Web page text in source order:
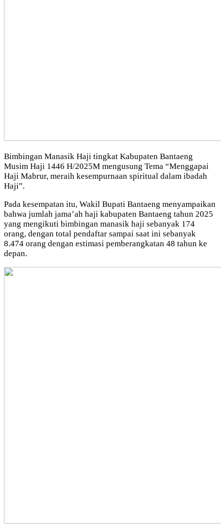
Bimbingan Manasik Haji tingkat Kabupaten Bantaeng
Musim Haji 1446 H/2025M mengusung Tema “Menggapai
Haji Mabrur, meraih kesempurnaan spiritual dalam ibadah
Haji”.
Pada kesempatan itu, Wakil Bupati Bantaeng menyampaikan
bahwa jumlah jama’ah haji kabupaten Bantaeng tahun 2025
yang mengikuti bimbingan manasik haji sebanyak 174
orang, dengan total pendaftar sampai saat ini sebanyak
8.474 orang dengan estimasi pemberangkatan 48 tahun ke
depan.